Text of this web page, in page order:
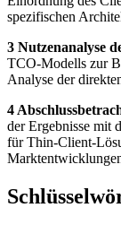
spezifischen
3 Nutzenanalyse
TCO-Modells zur
Analyse der
4
der Ergebnisse mit
für Thin-Client-